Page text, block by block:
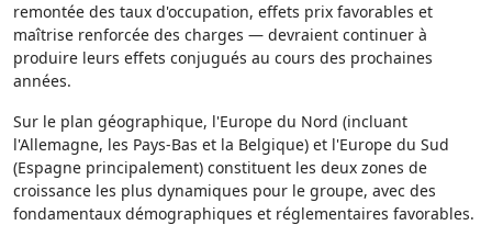
remontée des taux d'occupation, effets prix favorables et
maîtrise renforcée des charges — devraient continuer à
produire leurs effets conjugués au cours des prochaines
années.
Sur le plan géographique, l'Europe du Nord (incluant
l'Allemagne, les Pays-Bas et la Belgique) et l'Europe du Sud
(Espagne principalement) constituent les deux zones de
croissance les plus dynamiques pour le groupe, avec des
fondamentaux démographiques et réglementaires favorables.